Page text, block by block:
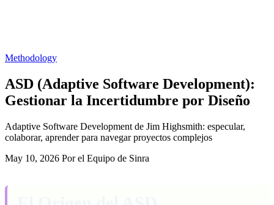
Methodology
ASD (Adaptive Software Development):
Gestionar la Incertidumbre por Diseño
Adaptive Software Development de Jim Highsmith: especular,
colaborar, aprender para navegar proyectos complejos
May 10, 2026 Por el Equipo de Sinra